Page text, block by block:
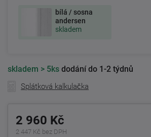
bílá / sosna
andersen
skladem
skladem > 5ks dodání do 1-2 týdnů
Splátková kalkulačka
2 960 Kč
2 447 Kč bez DPH